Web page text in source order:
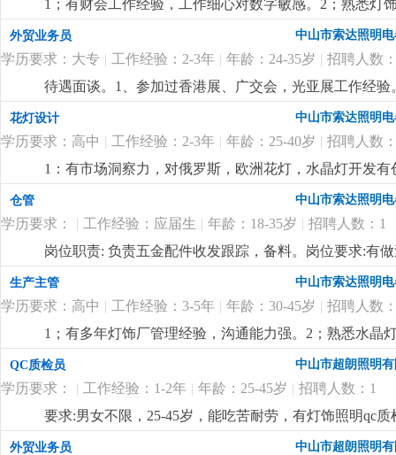
1；有财会工作经验，工作细心对数字敏感。2；熟悉灯
核算，懂看产品bom表。更详细...
外贸业务员 中山市索达照明
学历要求：大专 | 工作经验：2-3年 | 年龄：24-35岁 | 招聘人数
待遇面谈。1、参加过香港展、广交会，光亚展工作经
也有客户平台收入可观。更详细...
花灯设计 中山市索达照明
学历要求：高中 | 工作经验：2-3年 | 年龄：25-40岁 | 招聘人数
1：有市场洞察力，对俄罗斯，欧洲花灯，水晶灯开发
力。更详细...
仓管 中山市索达照明
学历要求： | 工作经验：应届生 | 年龄：18-35岁 | 招聘人数：1
岗位职责: 负责五金配件收发跟踪，备料。岗位要求:有
生产主管 中山市索达照明
学历要求：高中 | 工作经验：3-5年 | 年龄：30-45岁 | 招聘人数
1；有多年灯饰厂管理经验，沟通能力强。2；熟悉水晶
付出精神，人品高尚。更详细...
QC质检员 中山市超朗照明
学历要求： | 工作经验：1-2年 | 年龄：25-45岁 | 招聘人数：1
要求:男女不限，25-45岁，能吃苦耐劳，有灯饰照明qc
外贸业务员 中山市超朗照明